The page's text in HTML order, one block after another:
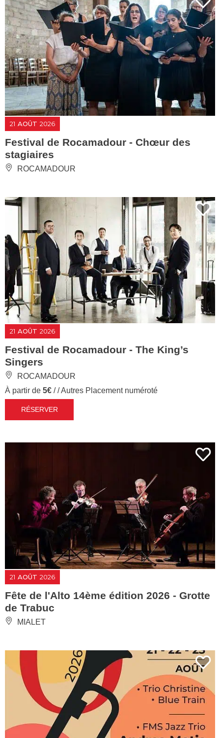
21 AOÛT 2026
Festival de Rocamadour - Chœur des
stagiaires
ROCAMADOUR
21 AOÛT 2026
Festival de Rocamadour - The King’s
Singers
ROCAMADOUR
À partir de 5€ / / Autres Placement numéroté
RÉSERVER
21 AOÛT 2026
Fête de l'Alto 14ème édition 2026 - Grotte
de Trabuc
MIALET